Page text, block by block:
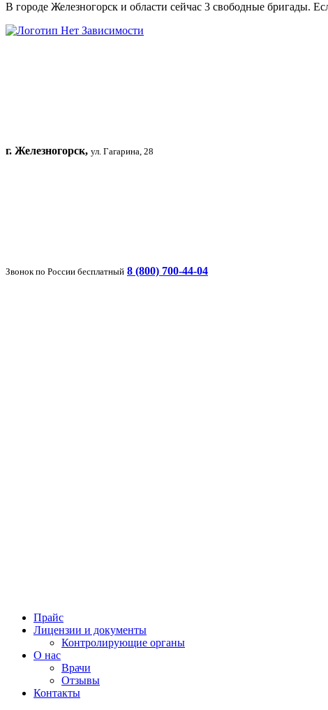
В городе Железногорск и области сейчас 3 свободные бригады.
г. Железногорск, ул. Гагарина, 28
Звонок по России бесплатный 8 (800) 700-44-04
Прайс
Лицензии и документы
Контролирующие органы
О нас
Врачи
Отзывы
Контакты